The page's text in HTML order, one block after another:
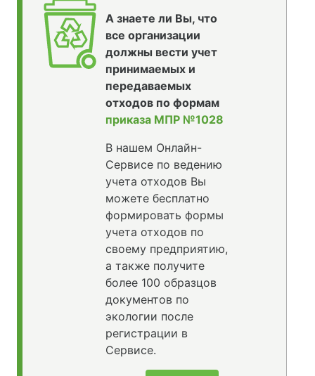
А знаете ли Вы, что
все организации
должны вести учет
принимаемых и
передаваемых
отходов по формам
приказа МПР №1028
В нашем Онлайн-
Сервисе по ведению
учета отходов Вы
можете бесплатно
формировать формы
учета отходов по
своему предприятию,
а также получите
более 100 образцов
документов по
экологии после
регистрации в
Сервисе.